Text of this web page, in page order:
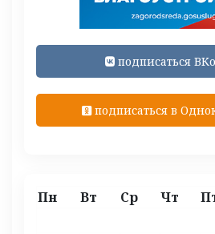
подписаться
подписаться в
Пн Вт Ср Чт